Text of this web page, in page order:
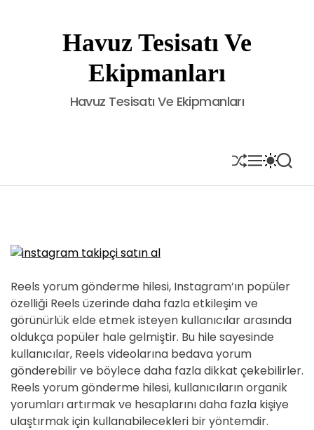
Havuz Tesisatı Ve
Ekipmanları
Havuz Tesisatı Ve Ekipmanları
S
H
U
M
E
N
S
W
I
R
M
D
E
S
E
A
Reels yorum gönderme hilesi, Instagram’ın popüler
özelliği Reels üzerinde daha fazla etkileşim ve
görünürlük elde etmek isteyen kullanıcılar arasında
oldukça popüler hale gelmiştir. Bu hile sayesinde
kullanıcılar, Reels videolarına bedava yorum
gönderebilir ve böylece daha fazla dikkat çekebilirler.
Reels yorum gönderme hilesi, kullanıcıların organik
yorumları artırmak ve hesaplarını daha fazla kişiye
ulaştırmak için kullanabilecekleri bir yöntemdir.